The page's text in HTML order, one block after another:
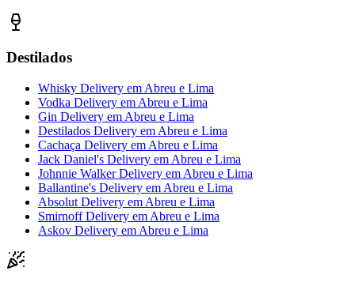
Destilados
Whisky Delivery em Abreu e Lima
Vodka Delivery em Abreu e Lima
Gin Delivery em Abreu e Lima
Destilados Delivery em Abreu e Lima
Cachaça Delivery em Abreu e Lima
Jack Daniel's Delivery em Abreu e Lima
Johnnie Walker Delivery em Abreu e Lima
Ballantine's Delivery em Abreu e Lima
Absolut Delivery em Abreu e Lima
Smirnoff Delivery em Abreu e Lima
Askov Delivery em Abreu e Lima